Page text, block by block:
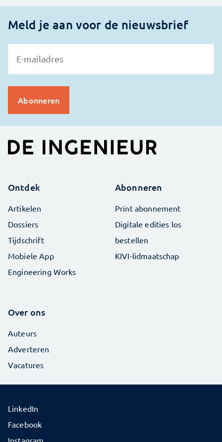
Meld je aan voor de nieuwsbrief
Ontdek
Artikelen
Dossiers
Tijdschrift
Mobiele App
Engineering Works
Abonneren
Print abonnement
Digitale edities los
bestellen
KIVI-lidmaatschap
Over ons
Auteurs
Adverteren
Vacatures
LinkedIn
Facebook
Instagram